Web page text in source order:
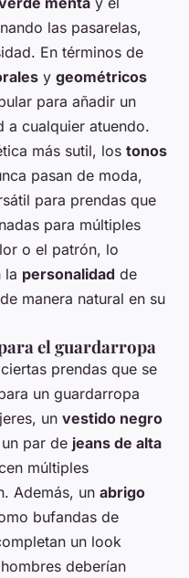
las pasarelas,
En términos de
y geométricos
para añadir un
a cualquier atuendo.
más sutil, los tonos
pasan de moda,
para prendas que
para múltiples
o el patrón, lo
la personalidad de
manera natural en su
el guardarropa
prendas que se
un guardarropa
un vestido negro
par de jeans de alta
múltiples
Además, un abrigo
bufandas de
un look
deberían